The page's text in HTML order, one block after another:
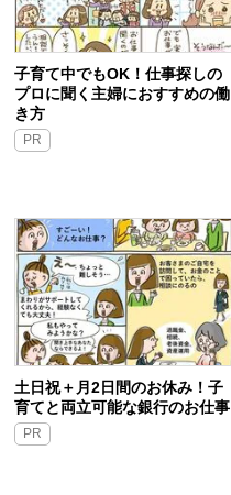
子育て中でもOK！仕事探しの
プロに聞く主婦におすすめの働
き方
PR
土日祝＋月2日間のお休み！子
育てと両立可能な銀行のお仕事
PR